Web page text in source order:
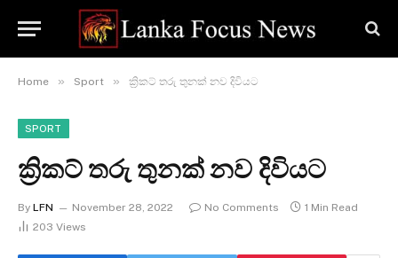
Home » Sport » ක්‍රිකට් තරු තුනක් නව දිවියට
SPORT
ක්‍රිකට් තරු තුනක් නව දිවියට
By LFN November 28, 2022 No Comments
1 Min Read
203 Views